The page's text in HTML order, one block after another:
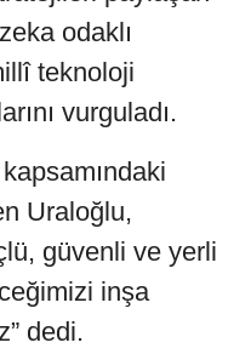
odaklı
teknoloji
vurguladı.
Uraloğlu,
güvenli ve yerli
inşa
dedi.